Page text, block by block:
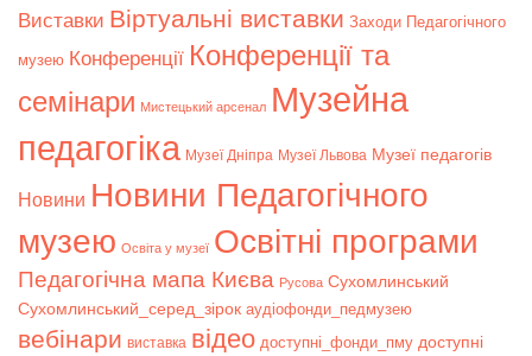
Bиставки Віртуальні виставки Заходи Педагогічного
музею Конференції Конференції та
семінари Мистецький арсенал Музейна
педагогіка Музеї Дніпра Музеї Львова Музеї педагогів
Новини Новини Педагогічного
музею Освіта у музеї Освітні програми
Педагогічна мапа Києва Русова Сухомлинський
Сухомлинський_серед_зірок аудіофонди_педмузею
вебінари виставка відео доступні_фонди_пму доступні